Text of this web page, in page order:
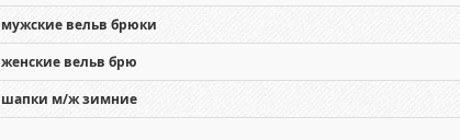
мужские вельв брюки
женские вельв брю
шапки м/ж зимние